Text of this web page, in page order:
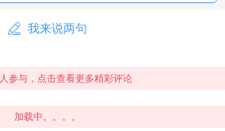
我来说两句
人参与，点击查看更多精彩评论
加载中。。。。